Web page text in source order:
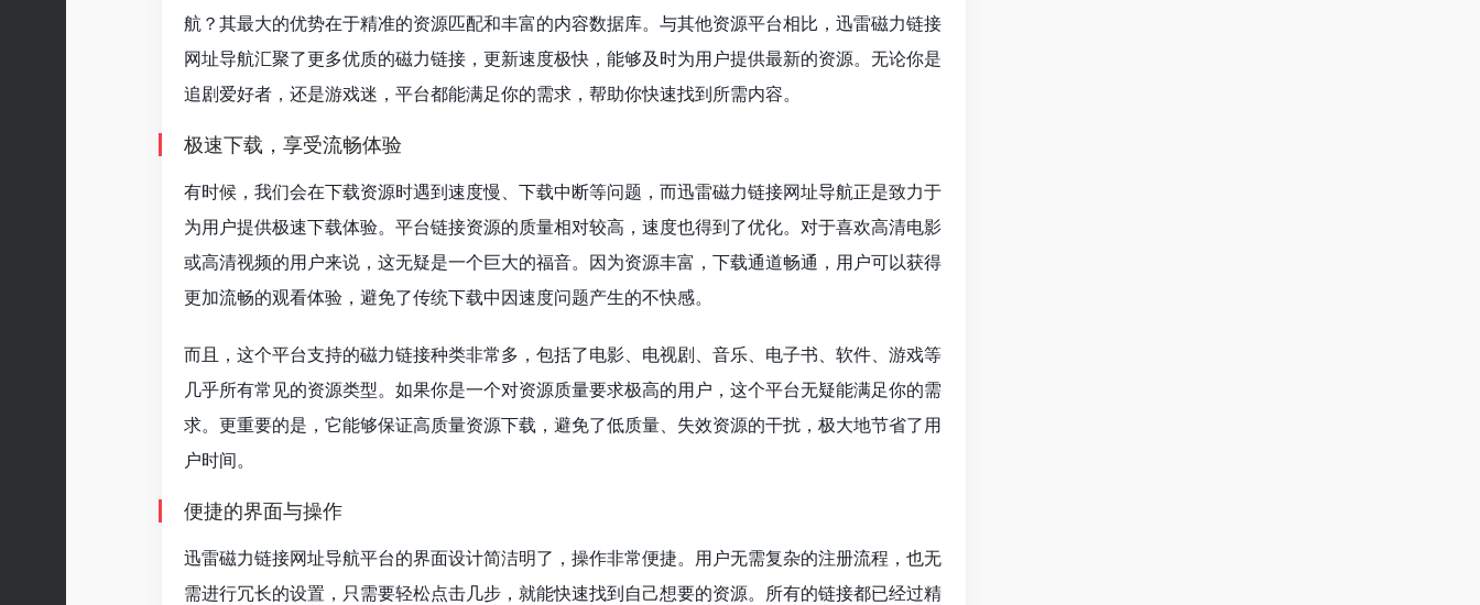
航？其最大的优势在于精准的资源匹配和丰富的内容数据库。与其他资源平台相比，迅雷磁力链接
网址导航汇聚了更多优质的磁力链接，更新速度极快，能够及时为用户提供最新的资源。无论你是
追剧爱好者，还是游戏迷，平台都能满足你的需求，帮助你快速找到所需内容。
极速下载，享受流畅体验
有时候，我们会在下载资源时遇到速度慢、下载中断等问题，而迅雷磁力链接网址导航正是致力于
为用户提供极速下载体验。平台链接资源的质量相对较高，速度也得到了优化。对于喜欢高清电影
或高清视频的用户来说，这无疑是一个巨大的福音。因为资源丰富，下载通道畅通，用户可以获得
更加流畅的观看体验，避免了传统下载中因速度问题产生的不快感。
而且，这个平台支持的磁力链接种类非常多，包括了电影、电视剧、音乐、电子书、软件、游戏等
几乎所有常见的资源类型。如果你是一个对资源质量要求极高的用户，这个平台无疑能满足你的需
求。更重要的是，它能够保证高质量资源下载，避免了低质量、失效资源的干扰，极大地节省了用
户时间。
便捷的界面与操作
迅雷磁力链接网址导航平台的界面设计简洁明了，操作非常便捷。用户无需复杂的注册流程，也无
需进行冗长的设置，只需要轻松点击几步，就能快速找到自己想要的资源。所有的链接都已经过精